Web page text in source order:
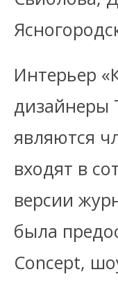
Интерьер
дизайнеры
являются
входят в
версии
была
Concept,